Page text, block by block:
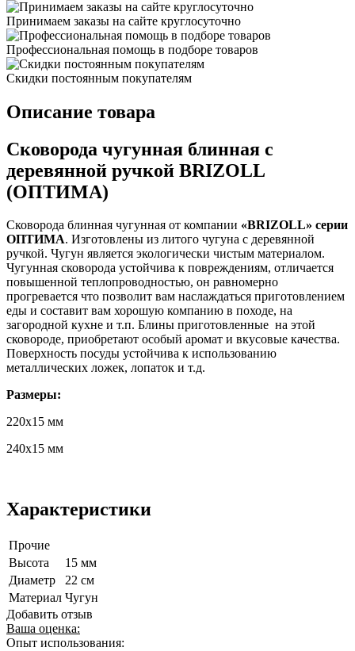
Принимаем заказы на сайте круглосуточно
Профессиональная помощь в подборе товаров
Скидки постоянным покупателям
Описание товара
Сковорода чугунная блинная с
деревянной ручкой BRIZOLL
(ОПТИМА)
Сковорода блинная чугунная от компании «BRIZOLL» серии
ОПТИМА. Изготовлены из литого чугуна с деревянной
ручкой. Чугун является экологически чистым материалом.
Чугунная сковорода устойчива к повреждениям, отличается
повышенной теплопроводностью, он равномерно
прогревается что позволит вам наслаждаться приготовлением
еды и составит вам хорошую компанию в походе, на
загородной кухне и т.п. Блины приготовленные на этой
сковороде, приобретают особый аромат и вкусовые качества.
Поверхность посуды устойчива к использованию
металлических ложек, лопаток и т.д.
Размеры:
220х15 мм
240х15 мм
Характеристики
Прочие
Высота
15 мм
Диаметр
22 см
Материал Чугун
Добавить отзыв
Ваша оценка:
Опыт использования: